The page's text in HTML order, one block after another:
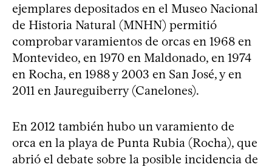
ejemplares depositados en el Museo Nacional
de Historia Natural (MNHN) permitió
comprobar varamientos de orcas en 1968 en
Montevideo, en 1970 en Maldonado, en 1974
en Rocha, en 1988 y 2003 en San José, y en
2011 en Jaureguiberry (Canelones).
En 2012 también hubo un varamiento de
orca en la playa de Punta Rubia (Rocha), que
abrió el debate sobre la posible incidencia de